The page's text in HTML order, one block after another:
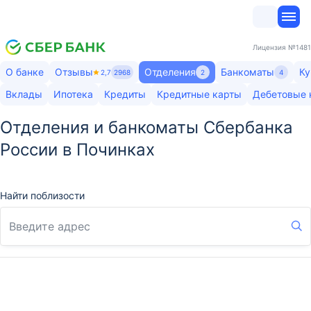
Лицензия №1481
О банке Отзывы 2,7 2968 Отделения 2 Банкоматы 4
Вклады
Ипотека Кредиты Кредитные карты Дебетовые
Отделения и банкоматы Сбербанка
России в Починках
Найти поблизости